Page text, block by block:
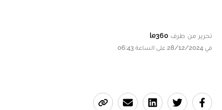
تحرير من طرف le360
في 28/12/2024 على الساعة 06:43